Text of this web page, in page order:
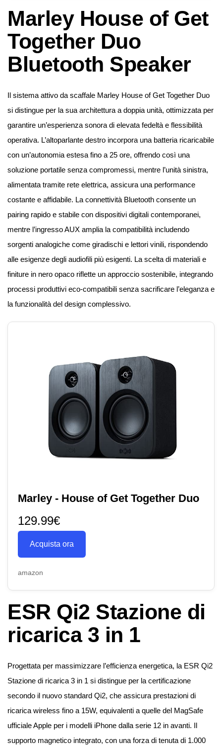
Marley House of Get
Together Duo
Bluetooth Speaker
Il sistema attivo da scaffale Marley House of Get Together Duo
si distingue per la sua architettura a doppia unità, ottimizzata per
garantire un’esperienza sonora di elevata fedeltà e flessibilità
operativa. L’altoparlante destro incorpora una batteria ricaricabile
con un’autonomia estesa fino a 25 ore, offrendo così una
soluzione portatile senza compromessi, mentre l’unità sinistra,
alimentata tramite rete elettrica, assicura una performance
costante e affidabile. La connettività Bluetooth consente un
pairing rapido e stabile con dispositivi digitali contemporanei,
mentre l’ingresso AUX amplia la compatibilità includendo
sorgenti analogiche come giradischi e lettori vinili, rispondendo
alle esigenze degli audiofili più esigenti. La scelta di materiali e
finiture in nero opaco riflette un approccio sostenibile, integrando
processi produttivi eco-compatibili senza sacrificare l’eleganza e
la funzionalità del design complessivo.
Marley - House of Get Together Duo
129.99€
Acquista ora
amazon
ESR Qi2 Stazione di
ricarica 3 in 1
Progettata per massimizzare l’efficienza energetica, la ESR Qi2
Stazione di ricarica 3 in 1 si distingue per la certificazione
secondo il nuovo standard Qi2, che assicura prestazioni di
ricarica wireless fino a 15W, equivalenti a quelle del MagSafe
ufficiale Apple per i modelli iPhone dalla serie 12 in avanti. Il
supporto magnetico integrato, con una forza di tenuta di 1.000